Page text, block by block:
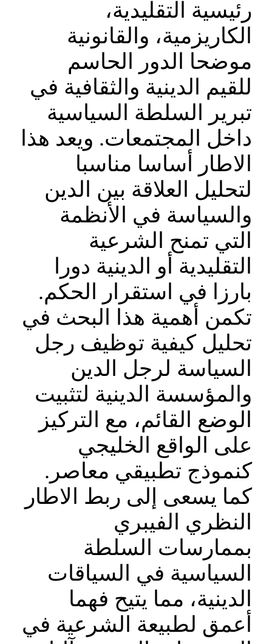
رئيسية التقليدية،
الكاريزمية، والقانونية
موضحا الدور الحاسم
للقيم الدينية والثقافية في
تبرير السلطة السياسية
داخل المجتمعات. ويعد هذا
الاطار أساسا مناسبا
لتحليل العلاقة بين الدين
والسياسة في الأنظمة
التي تمنح الشرعية
التقليدية أو الدينية دورا
بارزا في استقرار الحكم.
تكمن أهمية هذا البحث في
تحليل كيفية توظيف رجل
السياسة لرجل الدين
والمؤسسة الدينية لتثبيت
الوضع القائم، مع التركيز
على الواقع الخليجي
كنموذج تطبيقي معاصر.
كما يسعى إلى ربط الاطار
النظري الفيبري
بممارسات السلطة
السياسية في السياقات
الدينية، مما يتيح فهما
أعمق لطبيعة الشرعية في